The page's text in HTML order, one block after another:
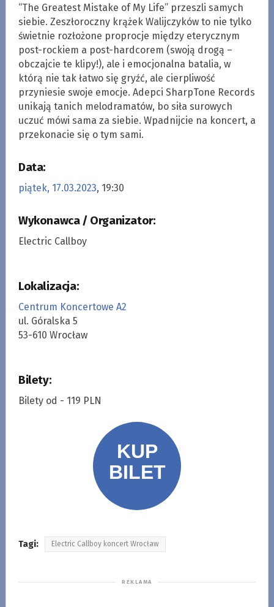
“The Greatest Mistake of My Life” przeszli samych
siebie. Zeszłoroczny krążek Walijczyków to nie tylko
świetnie rozłożone proprocje między eterycznym
post-rockiem a post-hardcorem (swoją drogą –
obczajcie te klipy!), ale i emocjonalna batalia, w
którą nie tak łatwo się gryźć, ale cierpliwość
przyniesie swoje emocje. Adepci SharpTone Records
unikają tanich melodramatów, bo siła surowych
uczuć mówi sama za siebie. Wpadnijcie na koncert, a
przekonacie się o tym sami.
Data:
piątek, 17.03.2023, 19:30
Wykonawca / Organizator:
Electric Callboy
Lokalizacja:
Centrum Koncertowe A2
ul. Góralska 5
53-610 Wrocław
Bilety:
Bilety od - 119 PLN
Tagi: Electric Callboy koncert Wrocław